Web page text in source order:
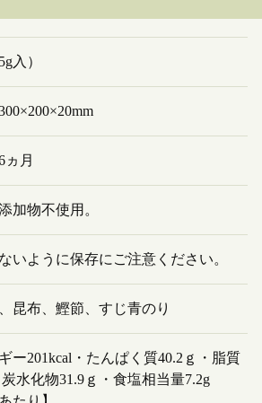
入）
ヵ月
加物不使用。
いように保存にご注意ください。
昆布、鰹節、すじ青のり
ー201kcal・たんぱく質40.2ｇ・脂質
炭水化物31.9ｇ・食塩相当量7.2g